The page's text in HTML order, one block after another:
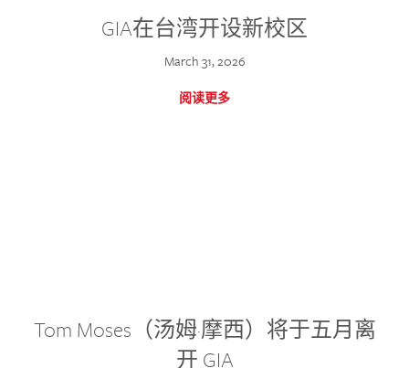
GIA在台湾开设新校区
March 31, 2026
阅读更多
Tom Moses（汤姆·摩西）将于五月离
开 GIA